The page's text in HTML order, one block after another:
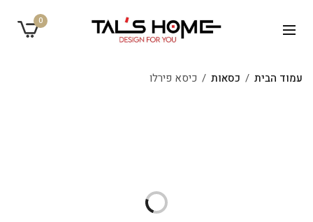
0
עמוד הבית / כסאות / כיסא פירלו